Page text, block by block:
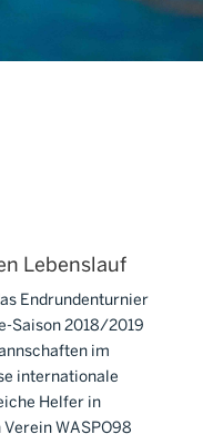
Lebenslauf
Endrundenturnier
Saison 2018/2019
im
internationale
Helfer in
WASPO98